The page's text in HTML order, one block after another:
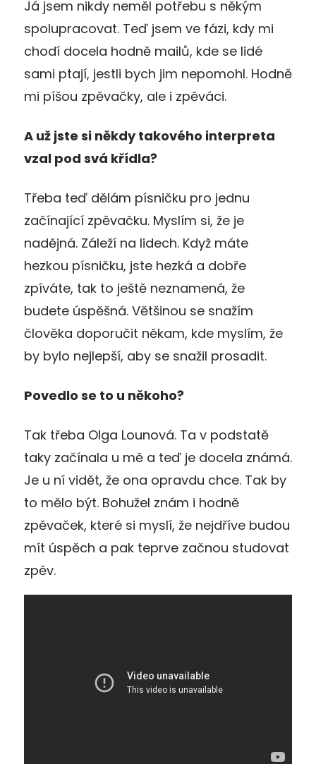
Já jsem nikdy neměl potřebu s někým
spolupracovat. Teď jsem ve fázi, kdy mi
chodí docela hodně mailů, kde se lidé
sami ptají, jestli bych jim nepomohl. Hodně
mi píšou zpěvačky, ale i zpěváci.
A už jste si někdy takového interpreta
vzal pod svá křídla?
Třeba teď dělám písničku pro jednu
začínající zpěvačku. Myslím si, že je
nadějná. Záleží na lidech. Když máte
hezkou písničku, jste hezká a dobře
zpíváte, tak to ještě neznamená, že
budete úspěšná. Většinou se snažím
člověka doporučit někam, kde myslím, že
by bylo nejlepší, aby se snažil prosadit.
Povedlo se to u někoho?
Tak třeba Olga Lounová. Ta v podstatě
taky začínala u mě a teď je docela známá.
Je u ní vidět, že ona opravdu chce. Tak by
to mělo být. Bohužel znám i hodně
zpěvaček, které si myslí, že nejdříve budou
mít úspěch a pak teprve začnou studovat
zpěv.